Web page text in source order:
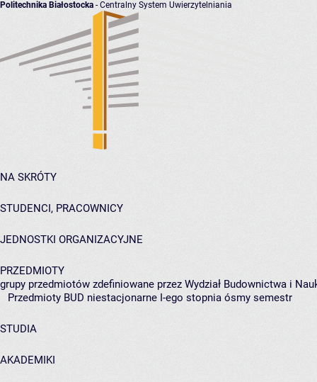
Politechnika Białostocka - Centralny System Uwierzytelniania
NA SKRÓTY
STUDENCI, PRACOWNICY
JEDNOSTKI ORGANIZACYJNE
PRZEDMIOTY
grupy przedmiotów zdefiniowane przez Wydział Budownictwa i
Przedmioty BUD niestacjonarne I-ego stopnia ósmy semestr
STUDIA
AKADEMIKI